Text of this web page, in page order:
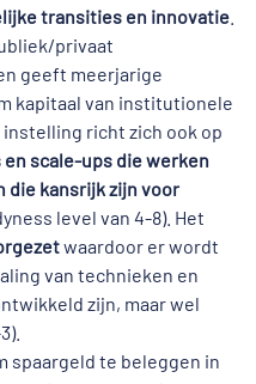
transities en innovatie
privaat
geeft meerjarige
kapitaal van institutionele
richt zich ook op
scale-ups die werken
die kansrijk zijn voor
level van 4-8). Het
waardoor er wordt
van technieken en
zijn, maar wel
spaargeld te beleggen in